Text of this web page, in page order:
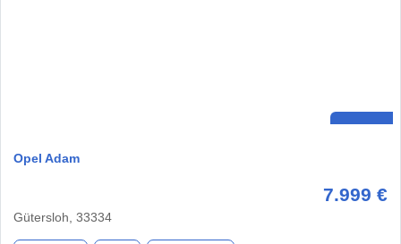
Opel Adam
7.999 €
Gütersloh, 33334